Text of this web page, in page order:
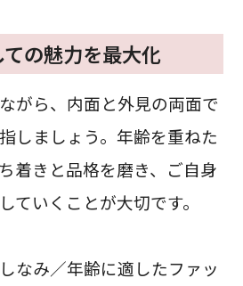
の魅力を最大化
がら、内面と外見の両面で
しましょう。年齢を重ねた
着きと品格を磨き、ご自身
ていくことが大切です。
なみ／年齢に適したファッ